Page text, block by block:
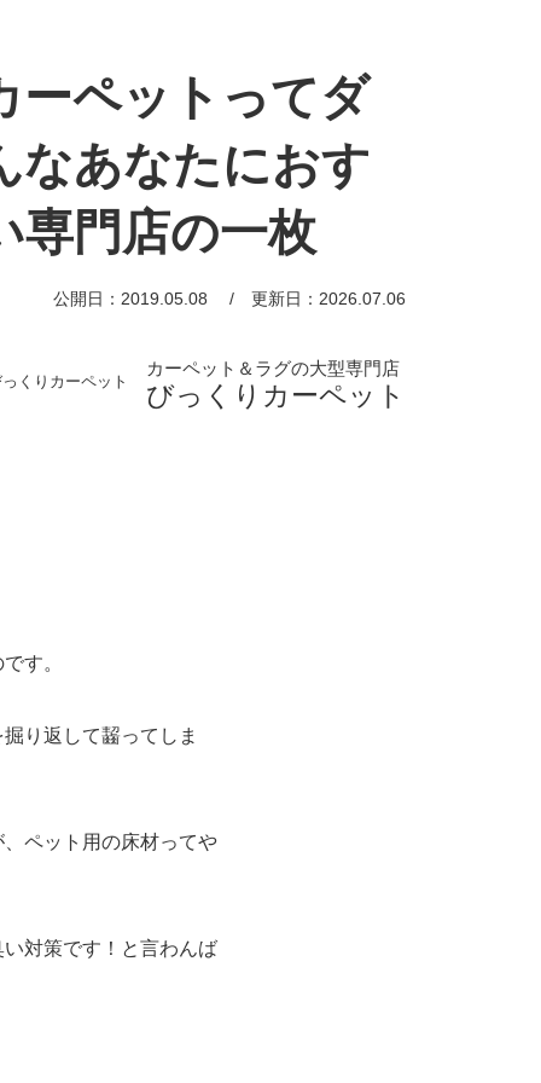
ーペットってダ
なあなたにおす
専門店の一枚
公開日：2019.05.08 更新日：2026.07.06
カーペット＆ラグの大型専門店
びっくりカーペット
す。
り返して齧ってしま
ペット用の床材ってや
対策です！と言わんば